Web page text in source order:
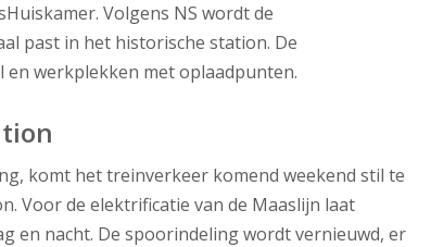
Volgens NS wordt de
past in het historische station. De
werkplekken met oplaadpunten.
komt het treinverkeer komend weekend stil te
Voor de elektrificatie van de Maaslijn laat
en nacht. De spoorindeling wordt vernieuwd, er